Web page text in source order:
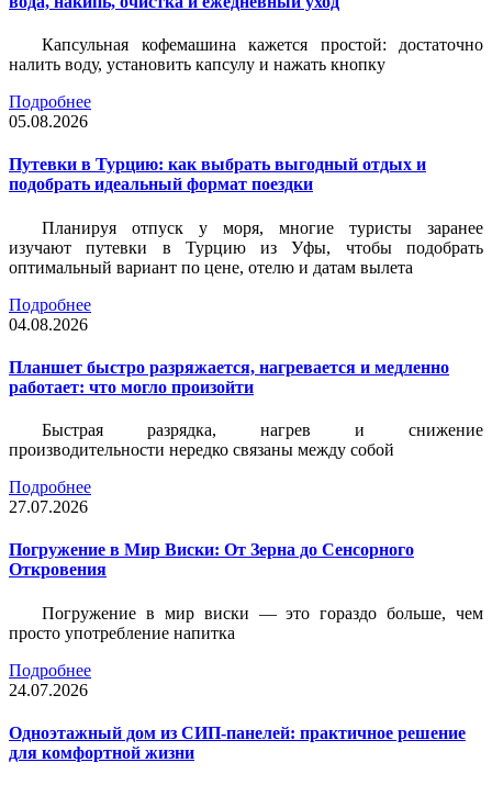
Капсульная кофемашина кажется простой: достаточно
налить воду, установить капсулу и нажать кнопку
Подробнее
05.08.2026
Путевки в Турцию: как выбрать выгодный отдых и
подобрать идеальный формат поездки
Планируя отпуск у моря, многие туристы заранее
изучают путевки в Турцию из Уфы, чтобы подобрать
оптимальный вариант по цене, отелю и датам вылета
Подробнее
04.08.2026
Планшет быстро разряжается, нагревается и медленно
работает: что могло произойти
Быстрая разрядка, нагрев и снижение
производительности нередко связаны между собой
Подробнее
27.07.2026
Погружение в Мир Виски: От Зерна до Сенсорного
Откровения
Погружение в мир виски — это гораздо больше, чем
просто употребление напитка
Подробнее
24.07.2026
Одноэтажный дом из СИП-панелей: практичное решение
для комфортной жизни